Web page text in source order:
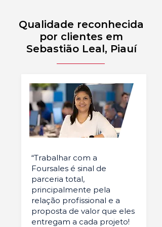
Qualidade reconhecida
por clientes em
Sebastião Leal, Piauí
“Trabalhar com a
Foursales é sinal de
parceria total,
principalmente pela
relação profissional e a
proposta de valor que eles
entregam a cada projeto!